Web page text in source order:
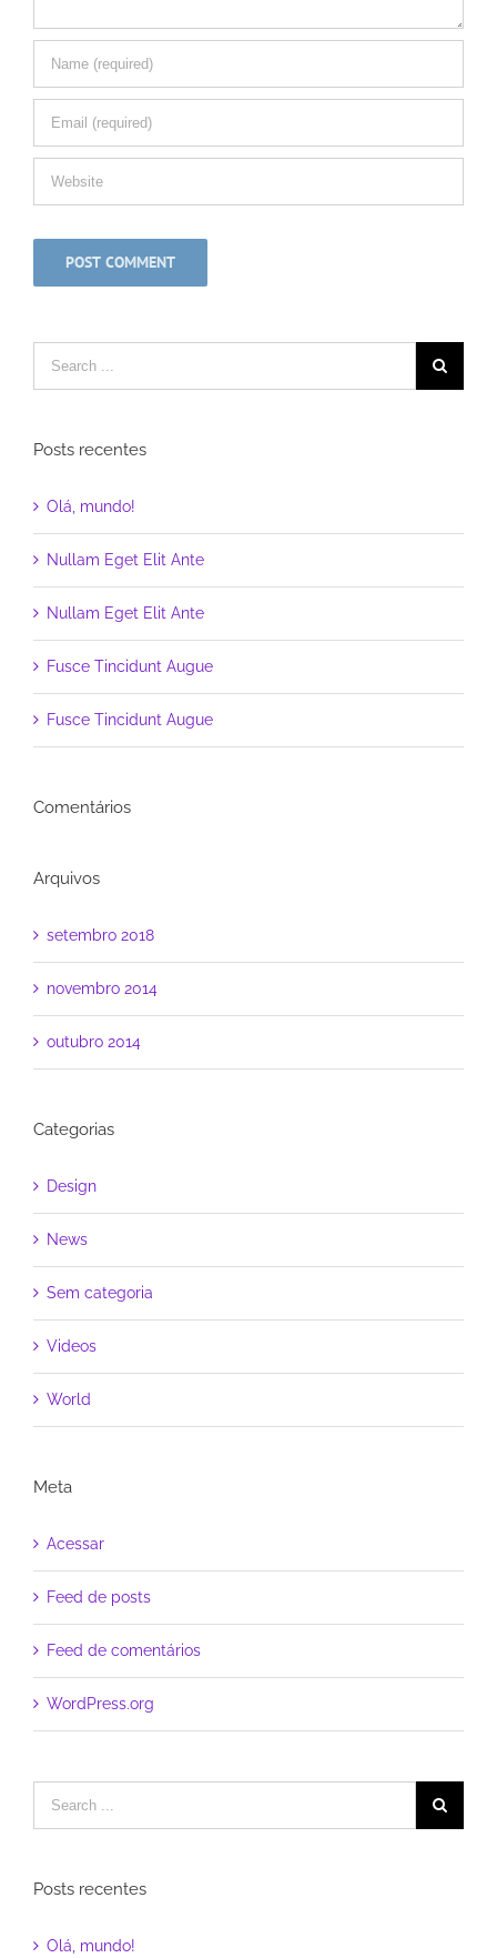
Posts recentes
Olá, mundo!
Nullam Eget Elit Ante
Nullam Eget Elit Ante
Fusce Tincidunt Augue
Fusce Tincidunt Augue
Comentários
Arquivos
setembro 2018
novembro 2014
outubro 2014
Categorias
Design
News
Sem categoria
Videos
World
Meta
Acessar
Feed de posts
Feed de comentários
WordPress.org
Posts recentes
Olá, mundo!